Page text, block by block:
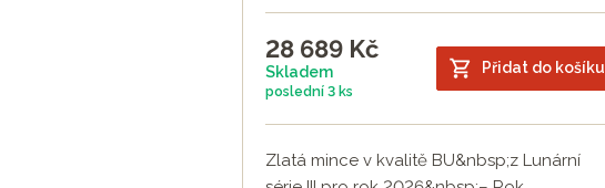
28 689 Kč
Skladem
poslední 3 ks
Přidat do košíku
Zlatá mince v kvalitě BU&nbsp;z Lunární